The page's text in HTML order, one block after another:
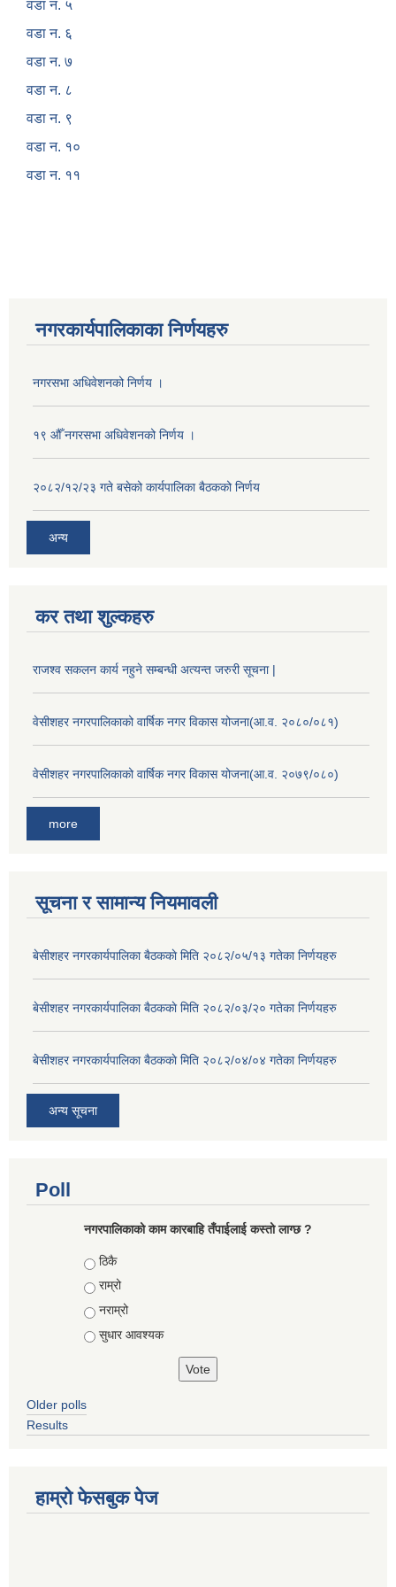
वडा न. ५
वडा न. ६
वडा न. ७
वडा न. ८
वडा न. ९
वडा न. १०
वडा न. ११
नगरकार्यपालिकाका निर्णयहरु
नगरसभा अधिवेशनको निर्णय ।
१९ औँ नगरसभा अधिवेशनको निर्णय ।
२०८२/१२/२३ गते बसेको कार्यपालिका बैठकको निर्णय
अन्य
कर तथा शुल्कहरु
राजश्व सकलन कार्य नहुने सम्बन्धी अत्यन्त जरुरी सूचना |
वेसीशहर नगरपालिकाको वार्षिक नगर विकास योजना(आ.व. २०८०/०८१)
वेसीशहर नगरपालिकाको वार्षिक नगर विकास योजना(आ.व. २०७९/०८०)
more
सूचना र सामान्य नियमावली
बे‍‍सीशहर नगरकार्यपालिका बैठककाे मिति २०८२/०५/१३ गतेका निर्णयहरु
बे‍‍सीशहर नगरकार्यपालिका बैठककाे मिति २०८२/०३/२० गतेका निर्णयहरु
बे‍‍सीशहर नगरकार्यपालिका बैठककाे मिति २०८२/०४/०४ गतेका निर्णयहरु
अन्य सूचना
Poll
नगरपालिकाको काम कारबाहि तँपाईलाई कस्तो लाग्छ ?
Choices
ठिकै
राम्रो
नराम्रो
सुधार आवश्यक
Older polls
Results
हाम्रो फेसबुक पेज